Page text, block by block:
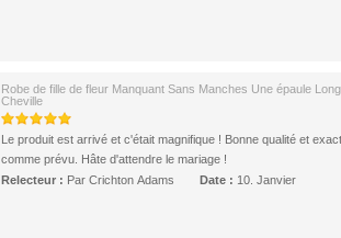
Robe de fille de fleur Manquant Sans Manches Une épaule
Cheville
Le produit est arrivé et c'était magnifique ! Bonne qualité et
comme prévu. Hâte d'attendre le mariage !
Relecteur : Par Crichton Adams Date : 10. Janvier